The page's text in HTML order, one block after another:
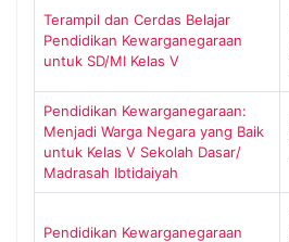
Terampil dan Cerdas Belajar
Pendidikan Kewarganegaraan
untuk SD/MI Kelas V
Pendidikan Kewarganegaraan:
Menjadi Warga Negara yang Baik
untuk Kelas V Sekolah Dasar/
Madrasah Ibtidaiyah
Pendidikan Kewarganegaraan